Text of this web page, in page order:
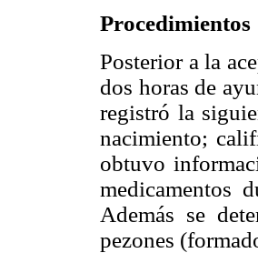
Procedimientos
Posterior a la
dos horas de
registró la
nacimiento;
obtuvo
medicamentos
Además se
pezones